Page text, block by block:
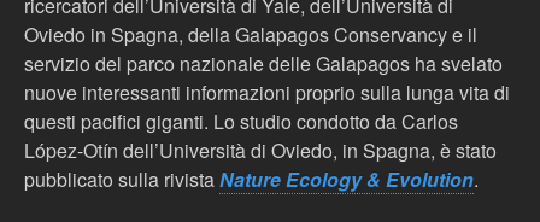
Oviedo in Spagna, della Galapagos Conservancy e il
servizio del parco nazionale delle Galapagos ha svelato
nuove interessanti informazioni proprio sulla lunga vita di
questi pacifici giganti. Lo studio condotto da Carlos
López-Otín dell’Università di Oviedo, in Spagna, è stato
pubblicato sulla rivistaNature Ecology & Evolution.